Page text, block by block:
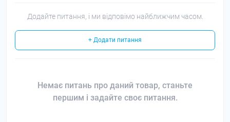
Додайте питання, і ми відповімо найближчим часом.
+ Додати питання
Немає питань про даний товар, станьте
першим і задайте своє питання.